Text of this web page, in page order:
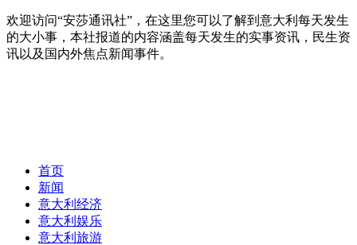
欢迎访问“安莎通讯社”，在这里您可以了解到意大利每天发生
的大小事，本社报道的内容涵盖每天发生的实事资讯，民生资
讯以及国内外焦点新闻事件。
首页
新闻
意大利经济
意大利娱乐
意大利旅游